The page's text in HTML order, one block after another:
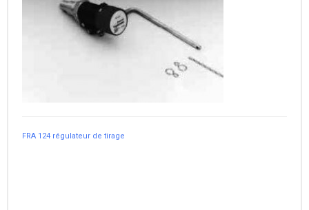
FRA 124 régulateur de tirage